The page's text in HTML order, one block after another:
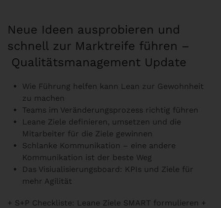
Neue Ideen ausprobieren und
schnell zur Marktreife führen –
Qualitätsmanagement Update
Wie Führung helfen kann Lean zur Gewohnheit
zu machen
Teams im Veränderungsprozess richtig führen
Leane Ziele definieren, umsetzen und die
Mitarbeiter für die Ziele gewinnen
Schlanke Kommunikation – eine andere
Kommunikation ist der beste Weg
Das Visiualisierungsboard: KPIs und Ziele für
mehr Agilität
+ S+P Checkliste: Leane Ziele SMART formulieren +